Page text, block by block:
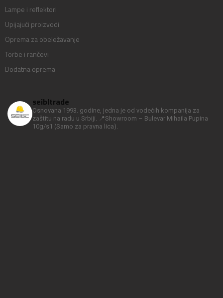
Lampe i reflektori
Upijajući proizvodi
Oprema za obeležavanje
Torbe i rančevi
Dodatna oprema
seibltrade
Osnovana 1993. godine, jedna je od vodećih kompanija za
zaštitu na radu u Srbiji.
📍Showroom – Bulevar Mihaila Pupina
10g/s1 (Samo za pravna lica).